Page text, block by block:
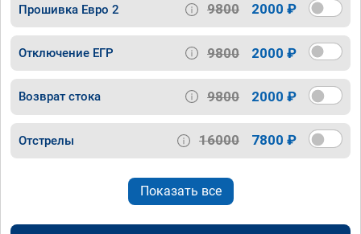
Прошивка Евро 2 9800 2000 ₽
Отключение ЕГР 9800 2000 ₽
Возврат стока 9800 2000 ₽
Отстрелы 16000 7800 ₽
Показать все